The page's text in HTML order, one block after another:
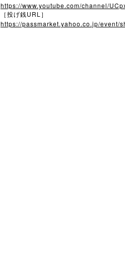
https://www.youtube.com/channel/
［投げ銭URL ］
https://passmarket.yahoo.co.jp/event/